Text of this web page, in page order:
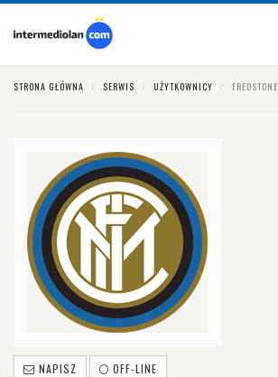
STRONA GŁÓWNA SERWIS UŻYTKOWNICY FREDSTONE
NAPISZ OFF-LINE